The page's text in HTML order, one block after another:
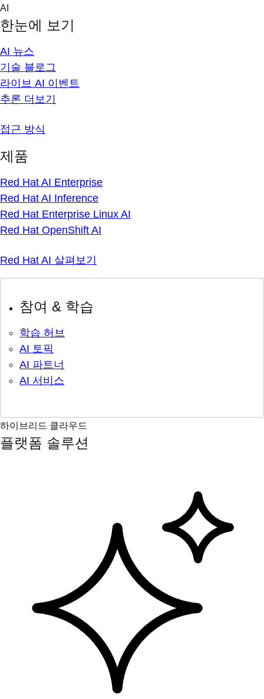
Skip
content
AI
한눈에 보기
AI 뉴스
기술 블로그
라이브 AI 이벤트
추론 더보기
접근 방식
제품
Red Hat AI Enterprise
Red Hat AI Inference
Red Hat Enterprise Linux AI
Red Hat OpenShift AI
Red Hat AI 살펴보기
참여 & 학습
학습 허브
AI 토픽
AI 파트너
AI 서비스
하이브리드 클라우드
플랫폼 솔루션